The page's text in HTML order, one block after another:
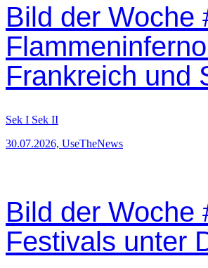
Bild der Woche
Frankreich und
Sek I Sek II
30.07.2026, UseTheNews
Bild der Woche
Festivals unter